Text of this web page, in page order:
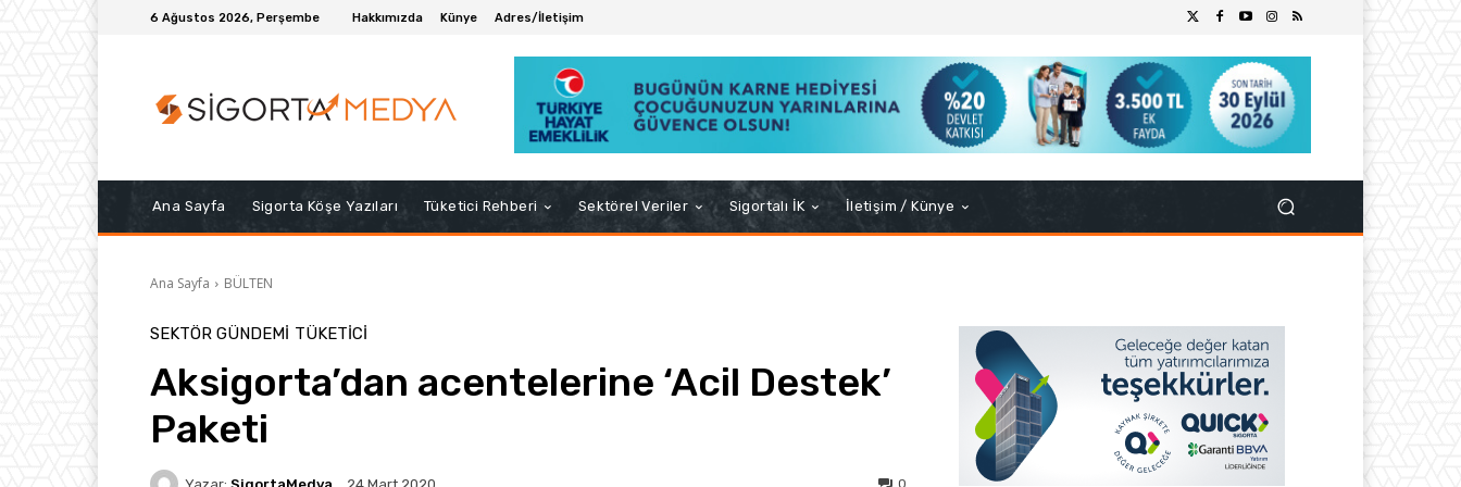
6 Ağustos 2026, Perşembe Hakkımızda Künye Adres/İletişim
Ana Sayfa Sigorta Köşe Yazıları Tüketici Rehberi Sektörel Veriler Sigortalı İK İletişim / Künye
Ana Sayfa BÜLTEN
SEKTÖR GÜNDEMİ TÜKETICI
Aksigorta’dan acentelerine ‘Acil Destek’
Paketi